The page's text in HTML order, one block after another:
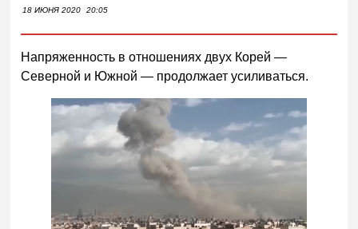
18 ИЮНЯ 2020 20:05
Напряженность в отношениях двух Корей —
Северной и Южной — продолжает усиливаться.